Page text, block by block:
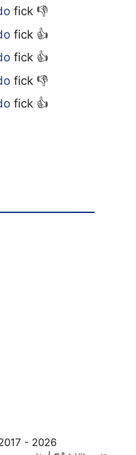
fick 👎
fick 👍
fick 👍
fick 👎
fick 👍
- 2026